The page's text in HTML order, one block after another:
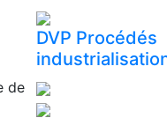
de
DVP Procédés